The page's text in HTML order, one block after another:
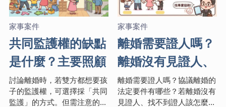
家事案件
共同監護權的缺點
是什麼？主要照顧
者是誰？律師帶你
了解制度與常見爭
討論離婚時，若雙方都想要孩
子的監護權，可選擇採「共同
監護」的方式。但需注意的...
家事案件
離婚需要證人嗎？
離婚沒有見證人、
找不到證人怎麼
辦？
離婚需要證人嗎？協議離婚的
法定要件有哪些？若離婚沒有
見證人、找不到證人該怎麼...